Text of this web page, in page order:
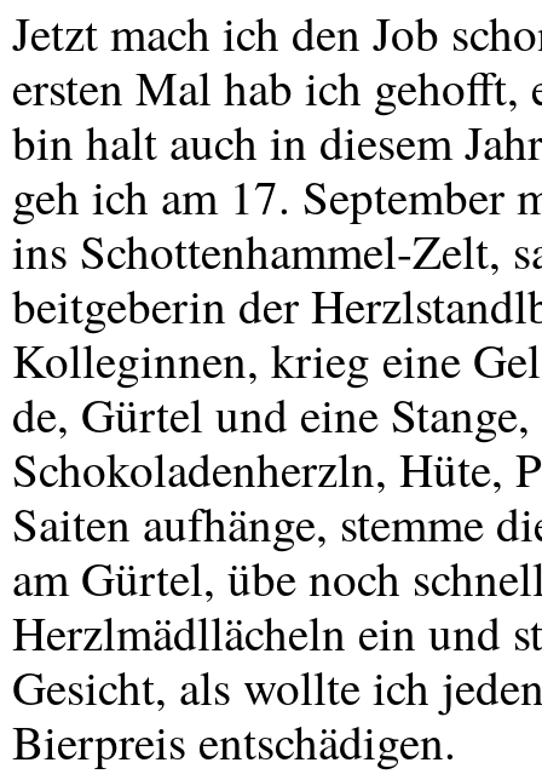
Jetzt mach ich den Job
ersten Mal hab ich gehofft,
bin halt auch in diesem
geh ich am 17. September
ins Schottenhammel-Zelt,
beitgeberin der
Kolleginnen, krieg eine
de, Gürtel und eine
Schokoladenherzln, Hüte,
Saiten aufhänge, stemme
am Gürtel, übe noch
Herzlmädllächeln ein und
Gesicht, als wollte ich
Bierpreis entschädigen.